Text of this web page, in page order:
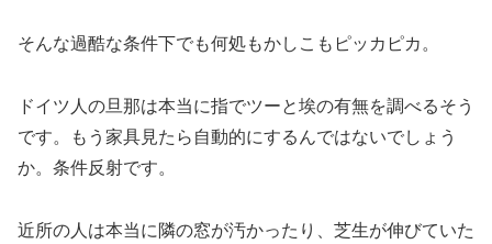
そんな過酷な条件下でも何処もかしこもピッカピカ。
ドイツ人の旦那は本当に指でツーと埃の有無を調べるそう
です。もう家具見たら自動的にするんではないでしょう
か。条件反射です。
近所の人は本当に隣の窓が汚かったり、芝生が伸びていた